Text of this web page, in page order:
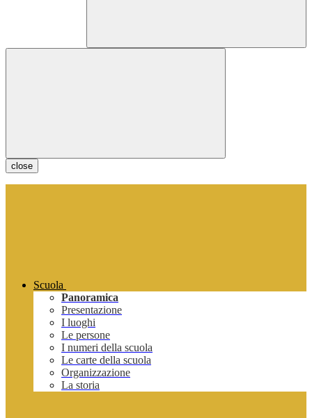
close
Scuola
Panoramica
Presentazione
I luoghi
Le persone
I numeri della scuola
Le carte della scuola
Organizzazione
La storia